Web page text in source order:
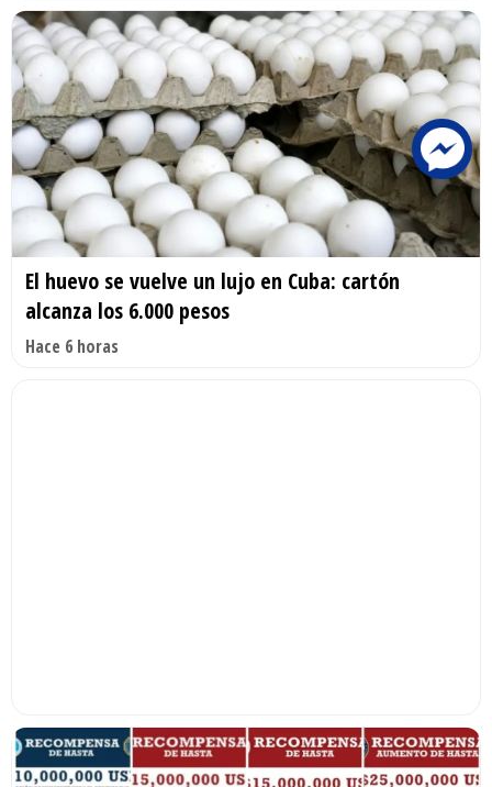
El huevo se vuelve un lujo en Cuba: cartón
alcanza los 6.000 pesos
Hace 6 horas